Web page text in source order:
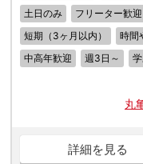
土日のみ
フリーター歓迎
短期（3ヶ月以内）
時間
中高年歓迎
週3日～
丸
詳細を見る